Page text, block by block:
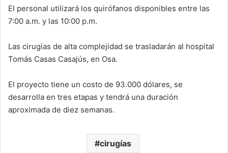
El personal utilizará los quirófanos disponibles entre las
7:00 a.m. y las 10:00 p.m.
Las cirugías de alta complejidad se trasladarán al hospital
Tomás Casas Casajús, en Osa.
El proyecto tiene un costo de 93.000 dólares, se
desarrolla en tres etapas y tendrá una duración
aproximada de diez semanas.
cirugías